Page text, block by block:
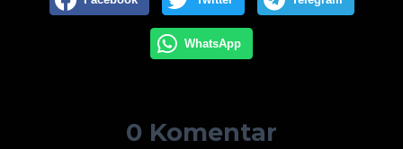
WhatsApp
0 Komentar